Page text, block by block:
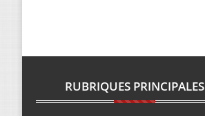
RUBRIQUES PRINCIPALES